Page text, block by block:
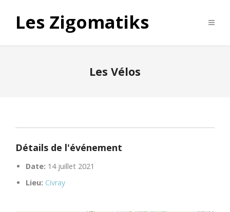
Les Zigomatiks
Les Vélos
Détails de l'événement
Date: 14 juillet 2021
Lieu: Civray